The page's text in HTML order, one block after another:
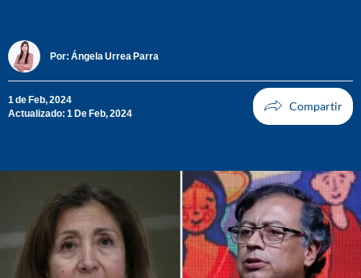
Por: Ángela Urrea Parra
1 de Feb, 2024
Actualizado: 1 De Feb, 2024